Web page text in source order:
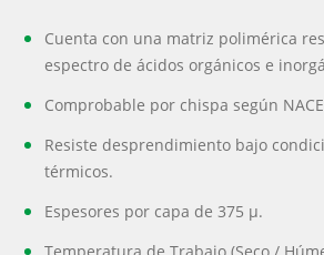
Cuenta con una matriz polimérica
espectro de ácidos orgánicos e
Comprobable por chispa según NACE
Resiste desprendimiento bajo
térmicos.
Espesores por capa de 375 µ.